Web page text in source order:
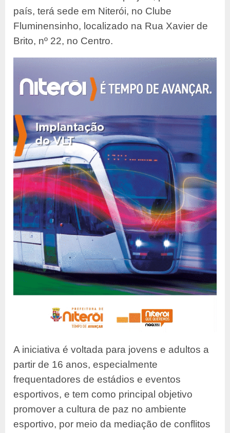
país, terá sede em Niterói, no Clube
Fluminensinho, localizado na Rua Xavier de
Brito, nº 22, no Centro.
A iniciativa é voltada para jovens e adultos a
partir de 16 anos, especialmente
frequentadores de estádios e eventos
esportivos, e tem como principal objetivo
promover a cultura de paz no ambiente
esportivo, por meio da mediação de conflitos